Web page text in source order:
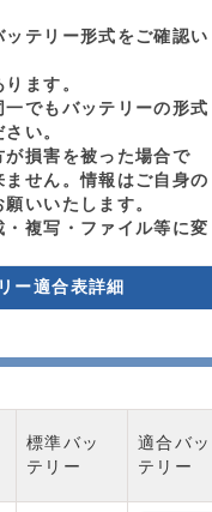
テリー形式をご確認い
ます。
でもバッテリーの形式
い。
損害を被った場合で
せん。情報はご自身の
いいたします。
複写・ファイル等に変
ー適合表詳細
標準バッ
テリー
適合バッ
テリー